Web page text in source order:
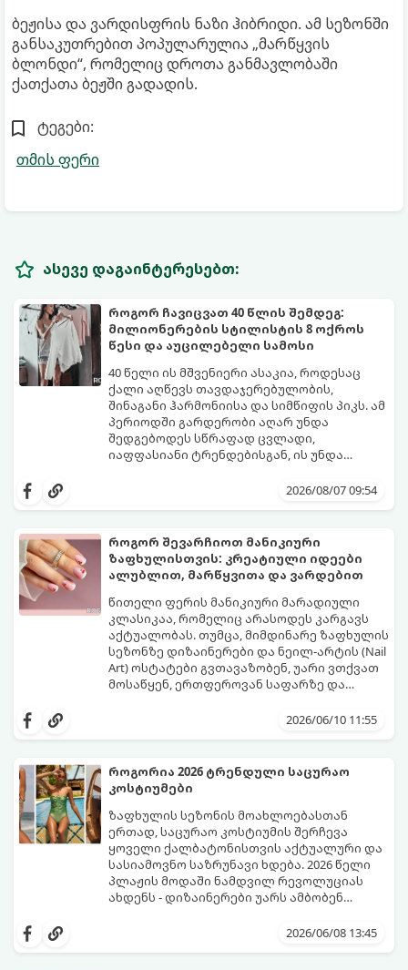
ბეჟისა და ვარდისფრის ნაზი ჰიბრიდი. ამ სეზონში
განსაკუთრებით პოპულარულია „მარწყვის
ბლონდი“, რომელიც დროთა განმავლობაში
ქათქათა ბეჟში გადადის.
ტეგები:
თმის ფერი
ასევე დაგაინტერესებთ:
როგორ ჩავიცვათ 40 წლის შემდეგ:
მილიონერების სტილისტის 8 ოქროს
წესი და აუცილებელი სამოსი
40 წელი ის მშვენიერი ასაკია, როდესაც
ქალი აღწევს თავდაჯერებულობის,
შინაგანი ჰარმონიისა და სიმწიფის პიკს. ამ
პერიოდში გარდერობი აღარ უნდა
შედგებოდეს სწრაფად ცვლადი,
იაფფასიანი ტრენდებისგან, ის უნდა
რომელიც მილიონერებსა და
წელს გადაცილებული თითოეული
ქალბატონის გარდერობში უნდა იყოს:
2026/08/07 09:54
როგორ შევარჩიოთ მანიკიური
ზაფხულისთვის: კრეატიული იდეები
ალუბლით, მარწყვითა და ვარდებით
წითელი ფერის მანიკიური მარადიული
კლასიკაა, რომელიც არასოდეს კარგავს
აქტუალობას. თუმცა, მიმდინარე ზაფხულის
სეზონზე დიზაინერები და ნეილ-არტის (Nail
Art) ოსტატები გვთავაზობენ, უარი ვთქვათ
მოსაწყენ, ერთფეროვან საფარზე და
წვნიანი და რომანტიკული განწყობა
კლასიკური ალისფერიდან დაწყებული,
ექსპერიმენტებისთვის. გაიგეთ, რომელი
სამი მთავარი პრინტი იქნება ივნისის
ყველაზე ცხელი ტრენდი ფრჩხილების
მოდაში:
2026/06/10 11:55
როგორია 2026 ტრენდული საცურაო
კოსტიუმები
ზაფხულის სეზონის მოახლოებასთან
ერთად, საცურაო კოსტიუმის შერჩევა
ყოველი ქალბატონისთვის აქტუალური და
სასიამოვნო საზრუნავი ხდება. 2026 წელი
პლაჟის მოდაში ნამდვილ რევოლუციას
ახდენს - დიზაინერები უარს ამბობენ
აქცენტს აკეთებენ კომფორტის,
გაძლევთ იყოთ მაქსიმალურად თამამი,
2026/06/08 13:45